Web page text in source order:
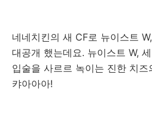
네네치킨의 새 CF로 뉴이스트
대공개 했는데요. 뉴이스트 W,
입술을 사르르 녹이는 진한 치
캬아아아!